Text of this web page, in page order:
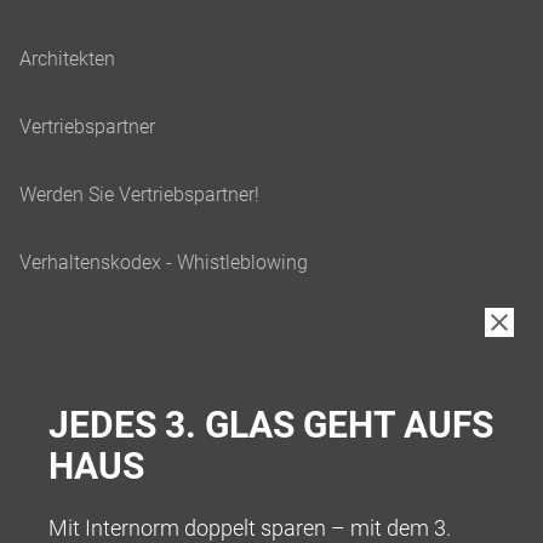
JEDES 3. GLAS GEHT AUFS
HAUS
Mit Internorm doppelt sparen – mit dem 3.